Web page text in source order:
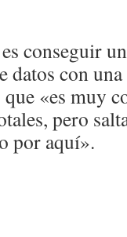
conseguir
datos con
«es muy
pero
por aquí».